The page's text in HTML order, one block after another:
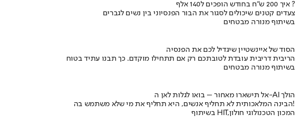
איך 200 ש"ח בחודש הופכים ל140 אלף ?
צעדים קטנים שיכולים לסגור את הבור הפנסיוני בין נשים לגברים
בשיתוף מנורה מבטחים
הסוד של איינשטיין שיגדיל לכם את הפנסיה
הריבית דריבית עובדת לטובתכם רק אם תתחילו מוקדם. כך תבנו עתיד בטוח
בשיתוף מנורה מבטחים
אל תישארו מאחור – בואו לגלות לאן ה-AI הולך
הבינה המלאכותית לא תחליף אנשים, היא תחליף את מי שלא משתמש בה!
בשיתוף HIT,המכון הטכנולוגי חולון